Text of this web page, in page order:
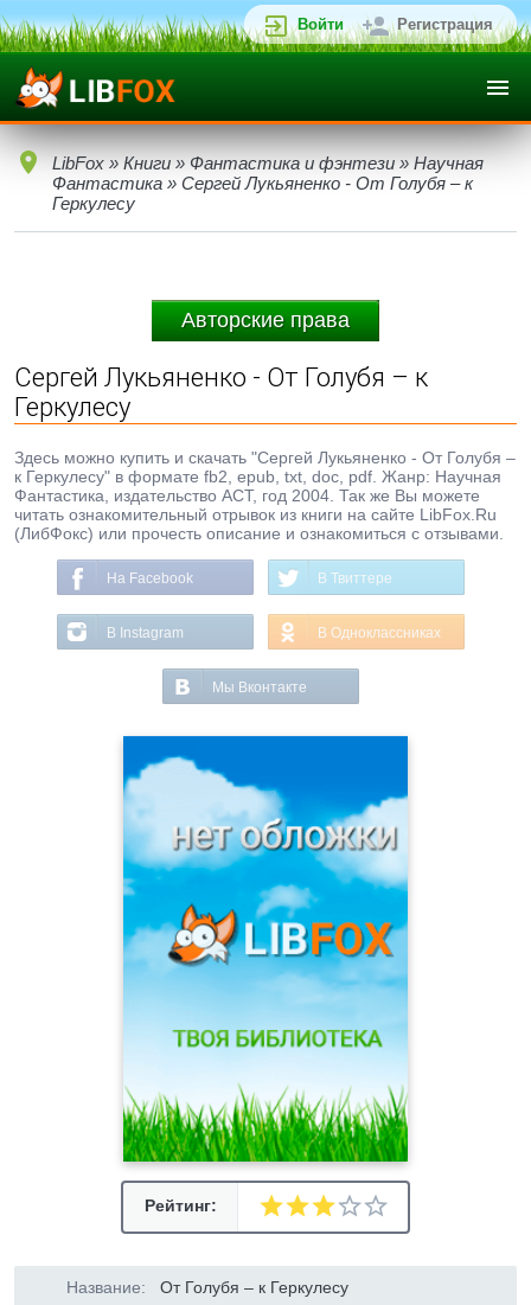
Войти Регистрация
LibFox » Книги » Фантастика и фэнтези » Научная
Фантастика » Сергей Лукьяненко - От Голубя – к
Геркулесу
Авторские права
Сергей Лукьяненко - От Голубя – к
Геркулесу
Здесь можно купить и скачать "Сергей Лукьяненко - От Голубя –
к Геркулесу" в формате fb2, epub, txt, doc, pdf. Жанр: Научная
Фантастика, издательство АСТ, год 2004. Так же Вы можете
читать ознакомительный отрывок из книги на сайте LibFox.Ru
(ЛибФокс) или прочесть описание и ознакомиться с отзывами.
На Facebook В Твиттере
В Instagram В Одноклассниках
Мы Вконтакте
Рейтинг:
Название: От Голубя – к Геркулесу